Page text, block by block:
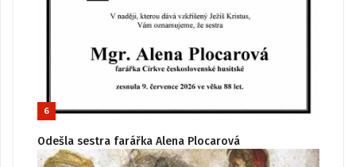
6
Odešla sestra farářka Alena Plocarová